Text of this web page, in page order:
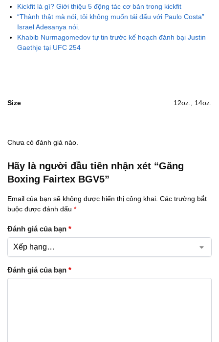
Kickfit là gì? Giới thiệu 5 động tác cơ bản trong kickfit
“Thành thật mà nói, tôi không muốn tái đấu với Paulo Costa”
Israel Adesanya nói.
Khabib Nurmagomedov tự tin trước kế hoạch đánh bại Justin
Gaethje tại UFC 254
Size 12oz., 14oz.
Chưa có đánh giá nào.
Hãy là người đầu tiên nhận xét “Găng
Boxing Fairtex BGV5”
Email của bạn sẽ không được hiển thị công khai. Các trường bắt
buộc được đánh dấu *
Đánh giá của bạn *
Đánh giá của bạn *